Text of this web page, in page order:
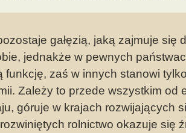
gałęzią, jaką zajmuje się
jednakże w pewnych
funkcję, zaś w innych stanowi
Zależy to przede wszystkim od
góruje w krajach rozwijających
rolnictwo okazuje się